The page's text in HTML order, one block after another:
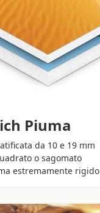
Piuma
da 10 e 19 mm
o sagomato
estremamente rigido